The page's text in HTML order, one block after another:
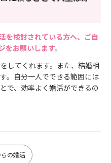
を検討されている方へ、ご自
お願いします。
してくれます。また、結婚相
。自分一人でできる範囲には
で、効率よく婚活ができるの
の婚活